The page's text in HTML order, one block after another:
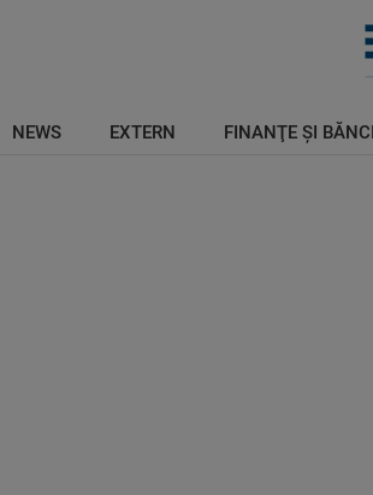
NEWS EXTERN FINANŢE ŞI BĂNCI